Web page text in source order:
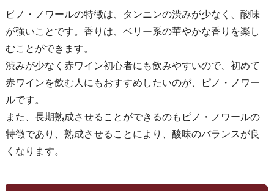
ピノ・ノワールの特徴は、タンニンの渋みが少なく、酸味
が強いことです。香りは、ベリー系の華やかな香りを楽し
むことができます。
渋みが少なく赤ワイン初心者にも飲みやすいので、初めて
赤ワインを飲む人にもおすすめしたいのが、ピノ・ノワー
ルです。
また、長期熟成させることができるのもピノ・ノワールの
特徴であり、熟成させることにより、酸味のバランスが良
くなります。